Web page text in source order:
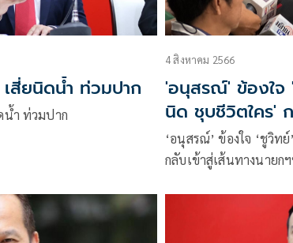
สี่ยนิดน้ำ ท่วมปาก
น้ำ ท่วมปาก
4 สิงหาคม 2566
'อนุสรณ์' ข้องใจ
นิด ชุบชีวิตใคร' ก
หรือไม่
‘อนุสรณ์’ ข้องใจ ‘ชูวิท
กลับเข้าสู่เส้นทางนายก
คุณสมบัติเพียงพอเข้าสู่